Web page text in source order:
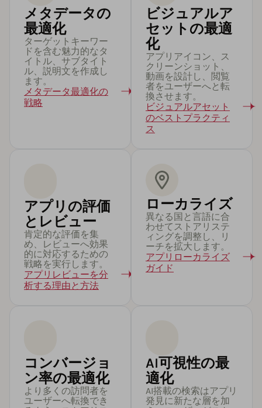
メタデータの
最適化
ターゲットキーワー
ドを含む魅力的なタ
イトル、サブタイト
ル、説明文を作成し
ます。
メタデータ最適化の
戦略
ビジュアルア
セットの最適
化
アプリアイコン、ス
クリーンショット、
動画を設計し、閲覧
者をユーザーへと転
換させます。
ビジュアルアセット
のベストプラクティ
ス
アプリの評価
とレビュー
肯定的な評価を集
め、レビューへ効果
的に対応するための
戦略を実行します。
アプリレビューを分
析する理由と方法
ローカライズ
異なる国と言語に合
わせてストアリステ
ィングを調整し、リ
ーチを拡大します。
アプリローカライズ
ガイド
コンバージョ
ン率の最適化
より多くの訪問者を
ユーザーへ転換でき
AI可視性の最
適化
AI搭載の検索はアプリ
発見に新たな層を加